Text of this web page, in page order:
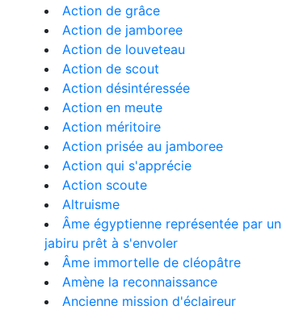
Action de grâce
Action de jamboree
Action de louveteau
Action de scout
Action désintéressée
Action en meute
Action méritoire
Action prisée au jamboree
Action qui s'apprécie
Action scoute
Altruisme
Âme égyptienne représentée par un
jabiru prêt à s'envoler
Âme immortelle de cléopâtre
Amène la reconnaissance
Ancienne mission d'éclaireur